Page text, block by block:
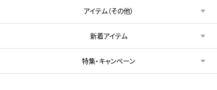
アイテム（その他）
新着アイテム
特集・キャンペーン